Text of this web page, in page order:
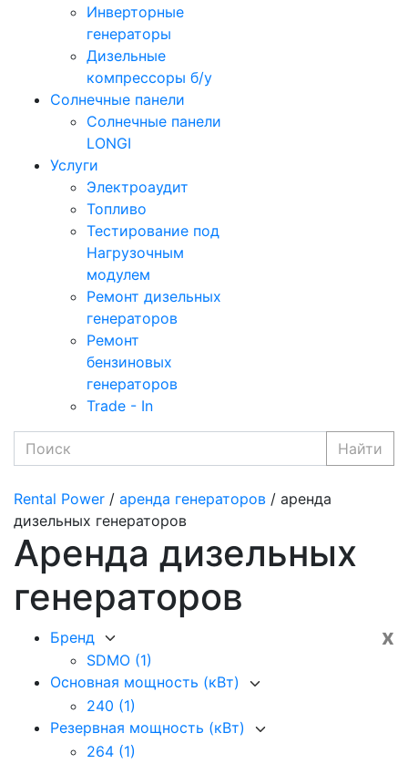
Инверторные
генераторы
Дизельные
компрессоры б/у
Солнечные панели
Солнечные панели
LONGI
Услуги
Электроаудит
Топливо
Тестирование под
Нагрузочным
модулем
Ремонт дизельных
генераторов
Ремонт
бензиновых
генераторов
Trade - In
Найти
Rental Power / аренда генераторов / аренда
дизельных генераторов
Аренда дизельных
генераторов
x
Бренд
SDMO (1)
Основная мощность (кВт)
240 (1)
Резервная мощность (кВт)
264 (1)